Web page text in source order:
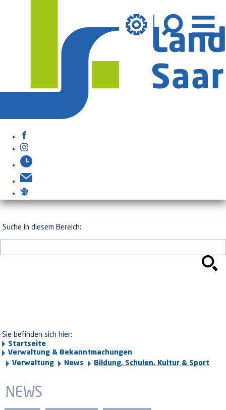
Suche in diesem Bereich:
Sie befinden sich hier:
Startseite
Verwaltung & Bekanntmachungen
Verwaltung
News Bildung, Schulen, Kultur & Sport
NEWS